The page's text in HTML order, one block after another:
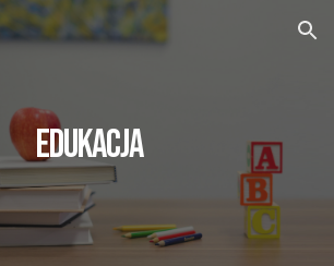
Skip to navigation
EDUKACJA